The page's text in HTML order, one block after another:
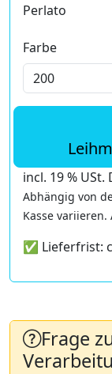
Perlato
Farbe
incl. 19 %
Abhängig von
Kasse variieren.
✅ Lieferfrist:
Frage